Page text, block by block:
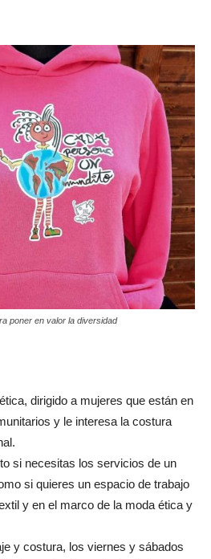
poner en valor la diversidad
dirigido a mujeres que están en
y le interesa la costura
si necesitas los servicios de un
si quieres un espacio de trabajo
y en el marco de la moda ética y
y costura, los viernes y sábados